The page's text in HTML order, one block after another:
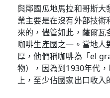
與鄰國瓜地馬拉和哥斯
業主要是在沒有外部技
來的，儘管如此，薩爾
咖啡生產國之一。當地
厚，他們稱咖啡為「el
物），因為到1930年代
上，至少佔國家出口收入